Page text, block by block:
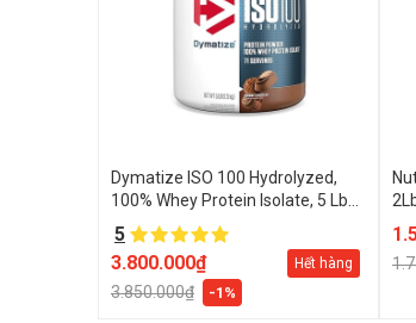
Dymatize ISO 100 Hydrolyzed,
100% Whey Protein Isolate, 5 Lbs
(2.27 kg)
5
3.800.000₫
3.850.000₫ -1%
Hết hàng